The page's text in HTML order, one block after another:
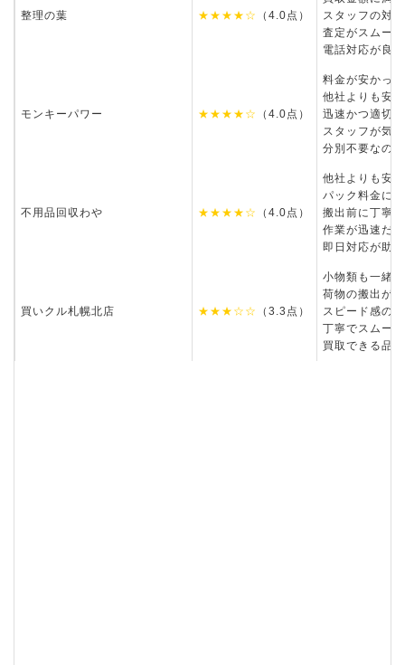
整理の葉 ★★★★☆ （4.0点）
スタッフの対
査定がスムー
電話対応が良
モンキーパワー ★★★★☆ （4.0点）
料金が安かった
他社よりも安
迅速かつ適切
スタッフが気
分別不要なの
不用品回収わや ★★★★☆ （4.0点）
他社よりも安
パック料金に
搬出前に丁寧
作業が迅速だ
即日対応が助
買いクル札幌北店 ★★★☆☆ （3.3点）
小物類も一緒
荷物の搬出が
スピード感の
丁寧でスムー
買取できる品